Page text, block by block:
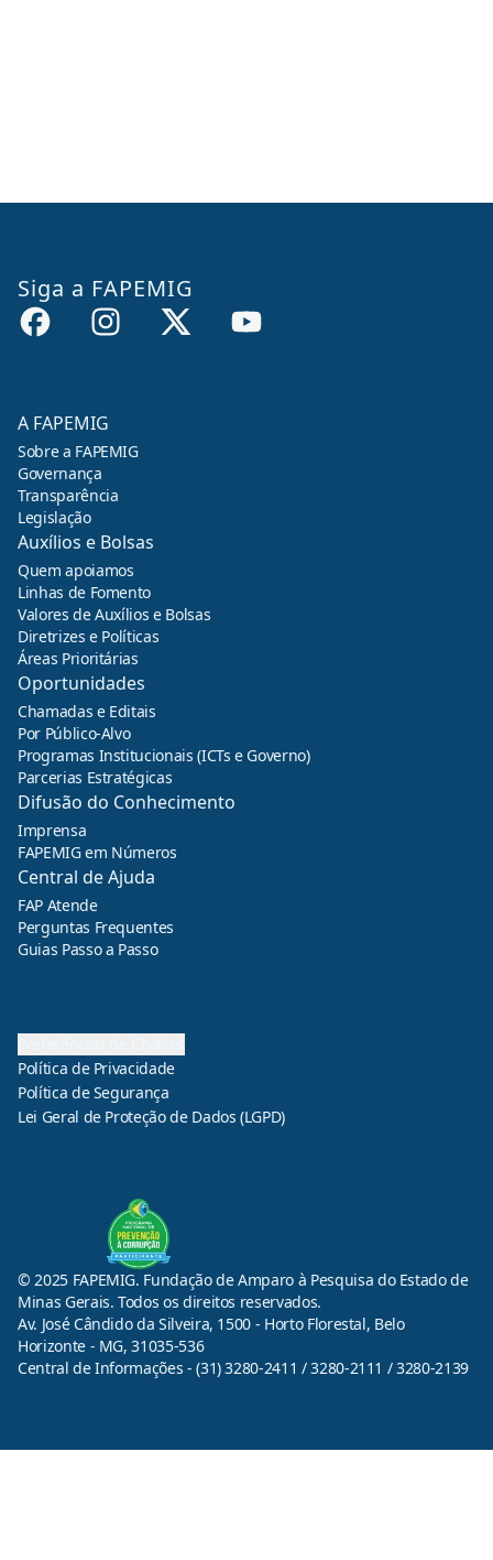
Siga a FAPEMIG
A FAPEMIG
Sobre a FAPEMIG
Governança
Transparência
Legislação
Auxílios e Bolsas
Quem apoiamos
Linhas de Fomento
Valores de Auxílios e Bolsas
Diretrizes e Políticas
Áreas Prioritárias
Oportunidades
Chamadas e Editais
Por Público-Alvo
Programas Institucionais (ICTs e Governo)
Parcerias Estratégicas
Difusão do Conhecimento
Imprensa
FAPEMIG em Números
Central de Ajuda
FAP Atende
Perguntas Frequentes
Guias Passo a Passo
Política de Privacidade
Política de Segurança
Lei Geral de Proteção de Dados (LGPD)
© 2025 FAPEMIG. Fundação de Amparo à Pesquisa do Estado de
Minas Gerais. Todos os direitos reservados.
Av. José Cândido da Silveira, 1500 - Horto Florestal, Belo
Horizonte - MG, 31035-536
Central de Informações - (31) 3280-2411 / 3280-2111 / 3280-2139